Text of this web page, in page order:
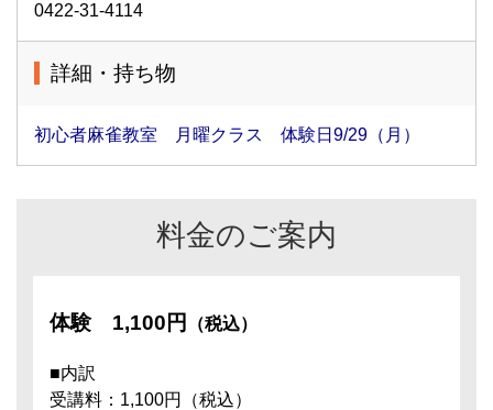
0422-31-4114
詳細・持ち物
初心者麻雀教室 月曜クラス 体験日9/29（月）
料金のご案内
体験 1,100円 （税込）
■内訳
受講料：1,100円（税込）